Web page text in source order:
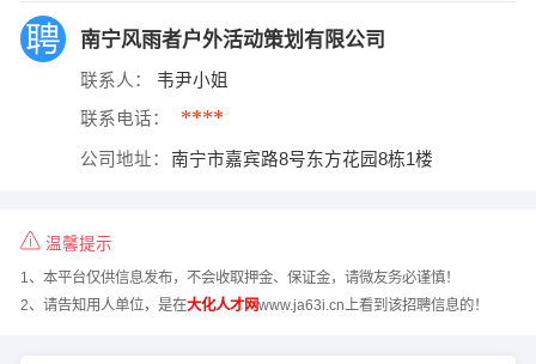
南宁风雨者户外活动策划有限公司
联系人： 韦尹小姐
联系电话： ****
公司地址： 南宁市嘉宾路8号东方花园8栋1楼
温馨提示
1、本平台仅供信息发布，不会收取押金、保证金，请微友务必谨慎！
2、请告知用人单位，是在大化人才网www.ja63i.cn上看到该招聘信息的！